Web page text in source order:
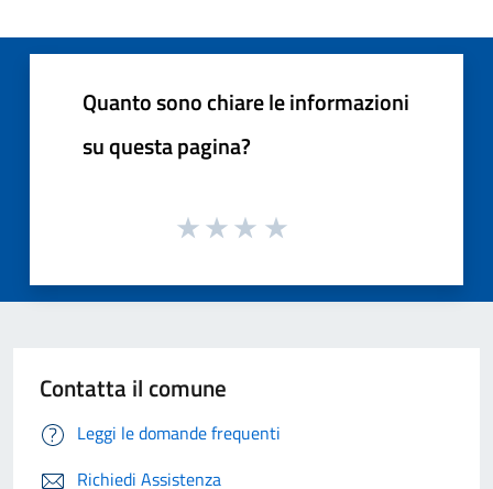
Quanto sono chiare le informazioni
su questa pagina?
Contatta il comune
Leggi le domande frequenti
Richiedi Assistenza